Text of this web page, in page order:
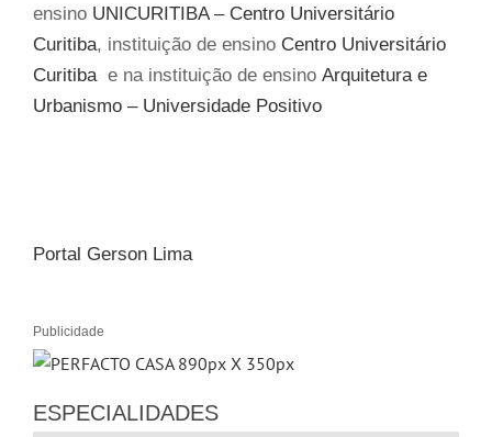
ensino UNICURITIBA – Centro Universitário
Curitiba, instituição de ensino Centro Universitário
Curitibae na instituição de ensino Arquitetura e
Urbanismo – Universidade Positivo
Portal Gerson Lima
Publicidade
ESPECIALIDADES